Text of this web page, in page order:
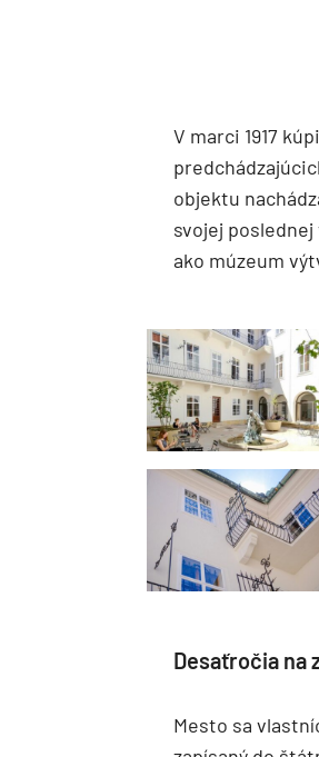
V marci 1917
objektu
svojej
ako múzeum
Desaťročia na
Mesto sa